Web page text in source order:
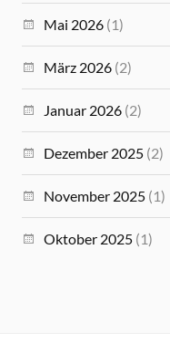
Mai 2026 (1)
März 2026 (2)
Januar 2026 (2)
Dezember 2025 (2)
November 2025 (1)
Oktober 2025 (1)